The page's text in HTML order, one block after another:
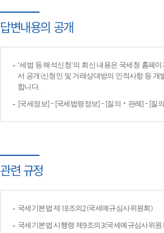
답변내용의 공개
'세법 등 해석신청'의 회신 내용은 국세청 홈페
서 공개(신청인 및 거래상대방의 인적사항 등 개
합니다.
[국세정보] - [국세법령정보] - [질의‧판례] - [질
관련 규정
국세기본법 제18조의2(국세예규심사위원회)
국세기본법 시행령 제9조의3(국세예규심사위원